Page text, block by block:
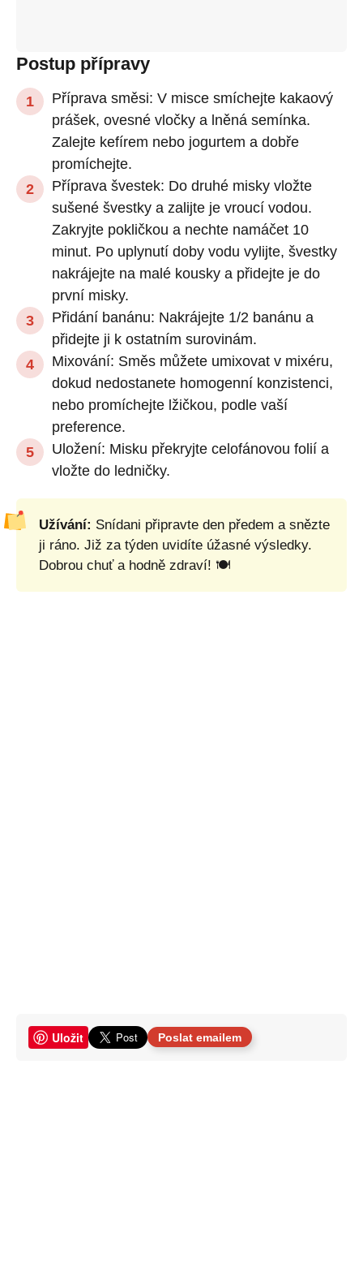
Postup přípravy
Příprava směsi: V misce smíchejte kakaový
prášek, ovesné vločky a lněná semínka.
Zalejte kefírem nebo jogurtem a dobře
promíchejte.
Příprava švestek: Do druhé misky vložte
sušené švestky a zalijte je vroucí vodou.
Zakryjte pokličkou a nechte namáčet 10
minut. Po uplynutí doby vodu vylijte, švestky
nakrájejte na malé kousky a přidejte je do
první misky.
Přidání banánu: Nakrájejte 1/2 banánu a
přidejte ji k ostatním surovinám.
Mixování: Směs můžete umixovat v mixéru,
dokud nedostanete homogenní konzistenci,
nebo promíchejte lžičkou, podle vaší
preference.
Uložení: Misku překryjte celofánovou folií a
vložte do ledničky.
Užívání: Snídani připravte den předem a snězte
ji ráno. Již za týden uvidíte úžasné výsledky.
Dobrou chuť a hodně zdraví! 🍽️
Uložit Poslat emailem